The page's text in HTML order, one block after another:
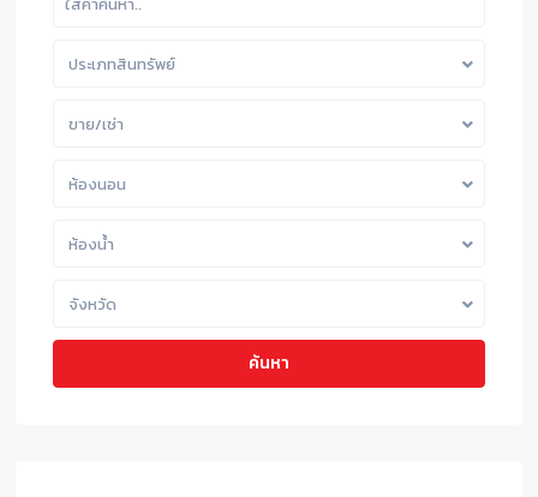
ประเภทสินทรัพย์
ขาย/เช่า
ห้องนอน
ห้องน้ำ
จังหวัด
ค้นหา